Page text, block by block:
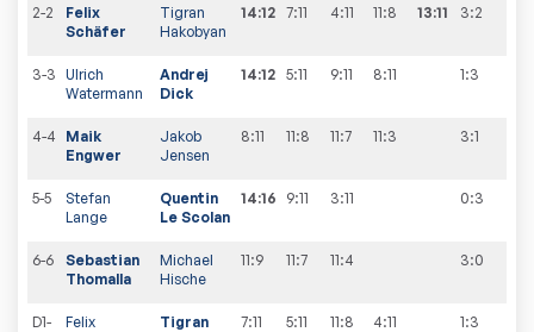
2-2
Felix
Schäfer
Tigran
Hakobyan
14:12 7:11 4:11 11:8 13:11 3:2
3-3 Ulrich
Watermann
Andrej
Dick
14:12 5:11 9:11 8:11 1:3
4-4
Maik
Engwer
Jakob
Jensen
8:11 11:8 11:7 11:3 3:1
5-5
Stefan
Lange
Quentin
Le Scolan
14:16 9:11 3:11 0:3
6-6
Sebastian
Thomalla
Michael
Hische
11:9 11:7 11:4 3:0
D1-
Felix
Tigran
7:11 5:11 11:8 4:11 1:3